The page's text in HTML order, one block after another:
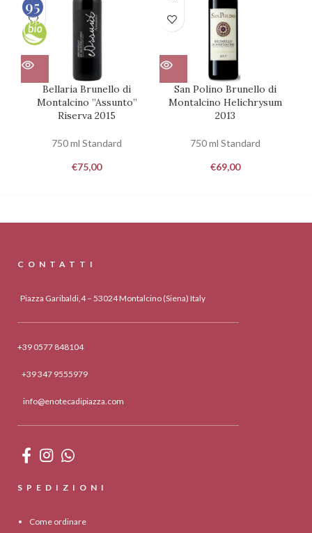
Bellaria Brunello di
Montalcino ”Assunto”
Riserva 2015
750 ml Standard
€75,00
San Polino Brunello di
Montalcino Helichrysum
2013
750 ml Standard
€69,00
95
100
CONTATTI
Piazza Garibaldi,4 – 53024 Montalcino (Siena) Italy
+39 0577 848104
+39 347 9555979
info@enotecadipiazza.com
SPEDIZIONI
Come ordinare